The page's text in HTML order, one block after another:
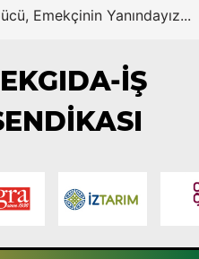
Emekçinin Yanındayız...
İŞ